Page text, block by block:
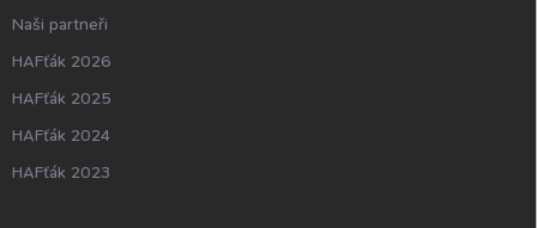
Naši partneři
HAFťák 2026
HAFťák 2025
HAFťák 2024
HAFťák 2023